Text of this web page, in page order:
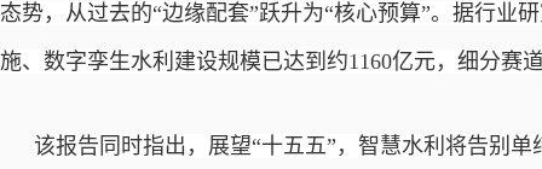
态势，从过去的“边缘配套”跃升为“核心预算”。据行业
施、数字孪生水利建设规模已达到约1160亿元，细分赛
该报告同时指出，展望“十五五”，智慧水利将告别